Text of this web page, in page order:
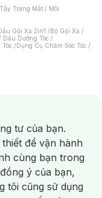
Tẩy Trang Mắt / Môi
Gội Xả 2in1 /Bộ Gội Xả /
Dầu Dưỡng Tóc /
Tóc /Dụng Cụ Chăm Sóc Tóc /
Hơi /Nước Rửa Tay/
Chải Điện/
Nước Súc Miệng/
/Dưỡng Vùng Kín/
Bọt Cạo Râu /Dao Cạo Râu/
Hóa/ Da Mụn/
Nhang
tư của bạn.
để vận hành
cùng bạn trong
ý của bạn,
tôi cũng sử dụng